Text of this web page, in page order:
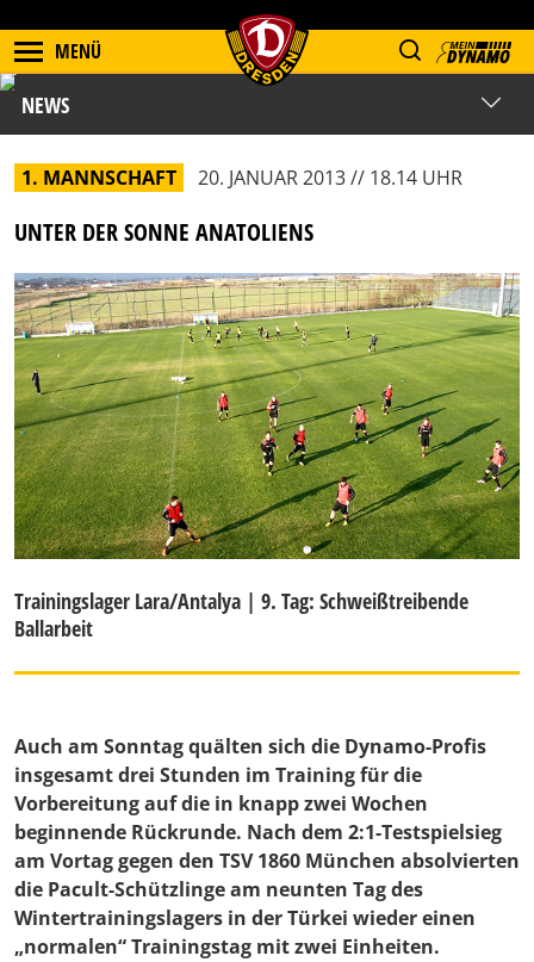
MENÜ
NEWS
1. MANNSCHAFT 20. JANUAR 2013 // 18.14 UHR
UNTER DER SONNE ANATOLIENS
Trainingslager Lara/Antalya | 9. Tag: Schweißtreibende
Ballarbeit
Auch am Sonntag quälten sich die Dynamo-Profis
insgesamt drei Stunden im Training für die
Vorbereitung auf die in knapp zwei Wochen
beginnende Rückrunde. Nach dem 2:1-Testspielsieg
am Vortag gegen den TSV 1860 München absolvierten
die Pacult-Schützlinge am neunten Tag des
Wintertrainingslagers in der Türkei wieder einen
„normalen“ Trainingstag mit zwei Einheiten.